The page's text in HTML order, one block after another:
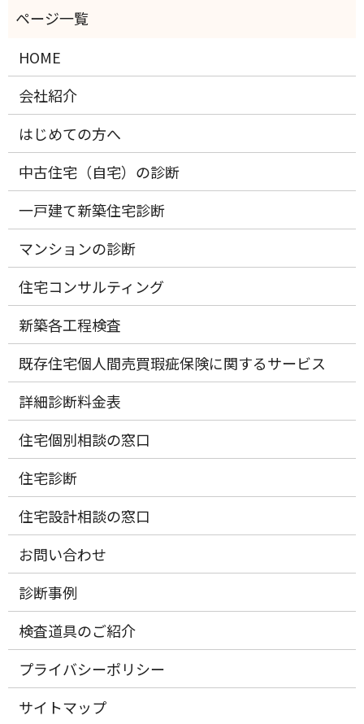
HOME
会社紹介
はじめての方へ
中古住宅（自宅）の診断
一戸建て新築住宅診断
マンションの診断
住宅コンサルティング
新築各工程検査
既存住宅個人間売買瑕疵保険に関するサービス
詳細診断料金表
住宅個別相談の窓口
住宅診断
住宅設計相談の窓口
お問い合わせ
診断事例
検査道具のご紹介
プライバシーポリシー
サイトマップ